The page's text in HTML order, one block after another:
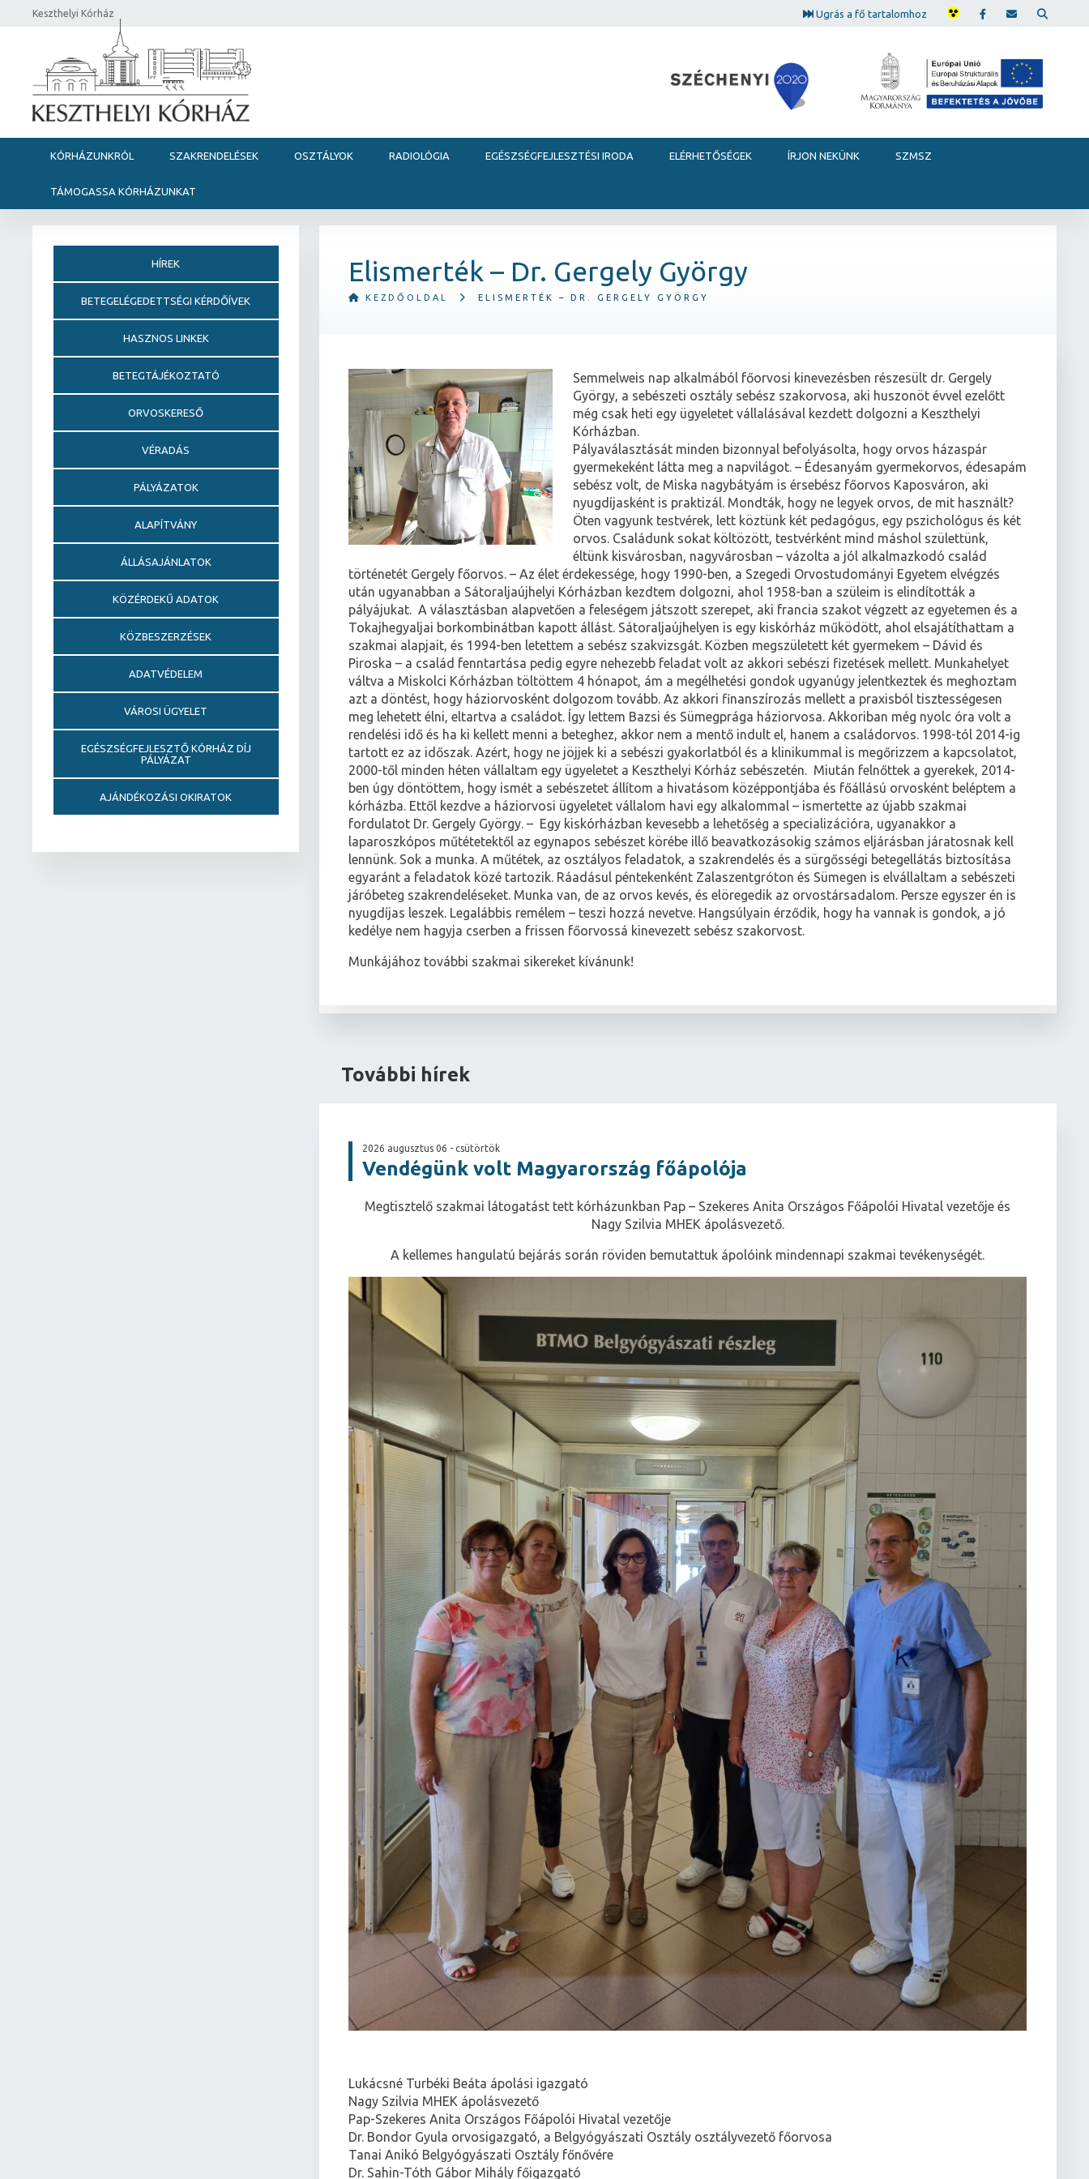
Keszthelyi Kórház Ugrás a fő tartalomhoz
KÓRHÁZUNKRÓL SZAKRENDELÉSEK OSZTÁLYOK RADIOLÓGIA EGÉSZSÉGFEJLESZTÉSI IRODA ELÉRHETŐSÉGEK ÍRJON NEKÜNK SZMSZ
TÁMOGASSA KÓRHÁZUNKAT
Elismerték – Dr. Gergely György
KEZDŐOLDAL ELISMERTÉK – DR. GERGELY GYÖRGY
Semmelweis nap alkalmából főorvosi kinevezésben részesült dr. Gergely
György, a sebészeti osztály sebész szakorvosa, aki huszonöt évvel ezelőtt
még csak heti egy ügyeletet vállalásával kezdett dolgozni a Keszthelyi
Kórházban.
Pályaválasztását minden bizonnyal befolyásolta, hogy orvos házaspár
gyermekeként látta meg a napvilágot. – Édesanyám gyermekorvos, édesapám
sebész volt, de Miska nagybátyám is érsebész főorvos Kaposváron, aki
nyugdíjasként is praktizál. Mondták, hogy ne legyek orvos, de mit használt?
Öten vagyunk testvérek, lett köztünk két pedagógus, egy pszichológus és két
orvos. Családunk sokat költözött, testvérként mind máshol születtünk,
éltünk kisvárosban, nagyvárosban – vázolta a jól alkalmazkodó család
történetét Gergely főorvos. – Az élet érdekessége, hogy 1990-ben, a Szegedi Orvostudományi Egyetem elvégzés
után ugyanabban a Sátoraljaújhelyi Kórházban kezdtem dolgozni, ahol 1958-ban a szüleim is elindították a
pályájukat. A választásban alapvetően a feleségem játszott szerepet, aki francia szakot végzett az egyetemen és a
Tokajhegyaljai borkombinátban kapott állást. Sátoraljaújhelyen is egy kiskórház működött, ahol elsajátíthattam a
szakmai alapjait, és 1994-ben letettem a sebész szakvizsgát. Közben megszületett két gyermekem – Dávid és
Piroska – a család fenntartása pedig egyre nehezebb feladat volt az akkori sebészi fizetések mellett. Munkahelyet
váltva a Miskolci Kórházban töltöttem 4 hónapot, ám a megélhetési gondok ugyanúgy jelentkeztek és meghoztam
azt a döntést, hogy háziorvosként dolgozom tovább. Az akkori finanszírozás mellett a praxisból tisztességesen
meg lehetett élni, eltartva a családot. Így lettem Bazsi és Sümegprága háziorvosa. Akkoriban még nyolc óra volt a
rendelési idő és ha ki kellett menni a beteghez, akkor nem a mentő indult el, hanem a családorvos. 1998-tól 2014-ig
tartott ez az időszak. Azért, hogy ne jöjjek ki a sebészi gyakorlatból és a klinikummal is megőrizzem a kapcsolatot,
2000-től minden héten vállaltam egy ügyeletet a Keszthelyi Kórház sebészetén. Miután felnőttek a gyerekek, 2014-
ben úgy döntöttem, hogy ismét a sebészetet állítom a hivatásom középpontjába és főállású orvosként beléptem a
kórházba. Ettől kezdve a háziorvosi ügyeletet vállalom havi egy alkalommal – ismertette az újabb szakmai
fordulatot Dr. Gergely György. – Egy kiskórházban kevesebb a lehetőség a specializációra, ugyanakkor a
laparoszkópos műtétetektől az egynapos sebészet körébe illő beavatkozásokig számos eljárásban járatosnak kell
lennünk. Sok a munka. A műtétek, az osztályos feladatok, a szakrendelés és a sürgősségi betegellátás biztosítása
egyaránt a feladatok közé tartozik. Ráadásul péntekenként Zalaszentgróton és Sümegen is elvállaltam a sebészeti
járóbeteg szakrendeléseket. Munka van, de az orvos kevés, és elöregedik az orvostársadalom. Persze egyszer én is
nyugdíjas leszek. Legalábbis remélem – teszi hozzá nevetve. Hangsúlyain érződik, hogy ha vannak is gondok, a jó
kedélye nem hagyja cserben a frissen főorvossá kinevezett sebész szakorvost.
Munkájához további szakmai sikereket kívánunk!
További hírek
2026 augusztus 06 - csütörtök
Vendégünk volt Magyarország főápolója
Megtisztelő szakmai látogatást tett kórházunkban Pap – Szekeres Anita Országos Főápolói Hivatal vezetője és
Nagy Szilvia MHEK ápolásvezető.
A kellemes hangulatú bejárás során röviden bemutattuk ápolóink mindennapi szakmai tevékenységét.
Lukácsné Turbéki Beáta ápolási igazgató
Nagy Szilvia MHEK ápolásvezető
Pap-Szekeres Anita Országos Főápolói Hivatal vezetője
Dr. Bondor Gyula orvosigazgató, a Belgyógyászati Osztály osztályvezető főorvosa
Tanai Anikó Belgyógyászati Osztály főnővére
Dr. Sahin-Tóth Gábor Mihály főigazgató
HÍREK
BETEGELÉGEDETTSÉGI KÉRDŐÍVEK
HASZNOS LINKEK
BETEGTÁJÉKOZTATÓ
ORVOSKERESŐ
VÉRADÁS
PÁLYÁZATOK
ALAPÍTVÁNY
ÁLLÁSAJÁNLATOK
KÖZÉRDEKŰ ADATOK
KÖZBESZERZÉSEK
ADATVÉDELEM
VÁROSI ÜGYELET
EGÉSZSÉGFEJLESZTŐ KÓRHÁZ DÍJ
PÁLYÁZAT
AJÁNDÉKOZÁSI OKIRATOK